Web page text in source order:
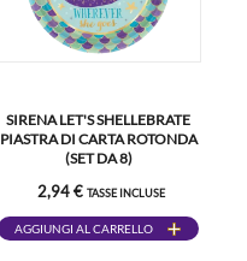
SIRENA LET'S SHELLEBRATE
PIASTRA DI CARTA ROTONDA
(SET DA 8)
2,94 € TASSE INCLUSE
AGGIUNGI AL CARRELLO